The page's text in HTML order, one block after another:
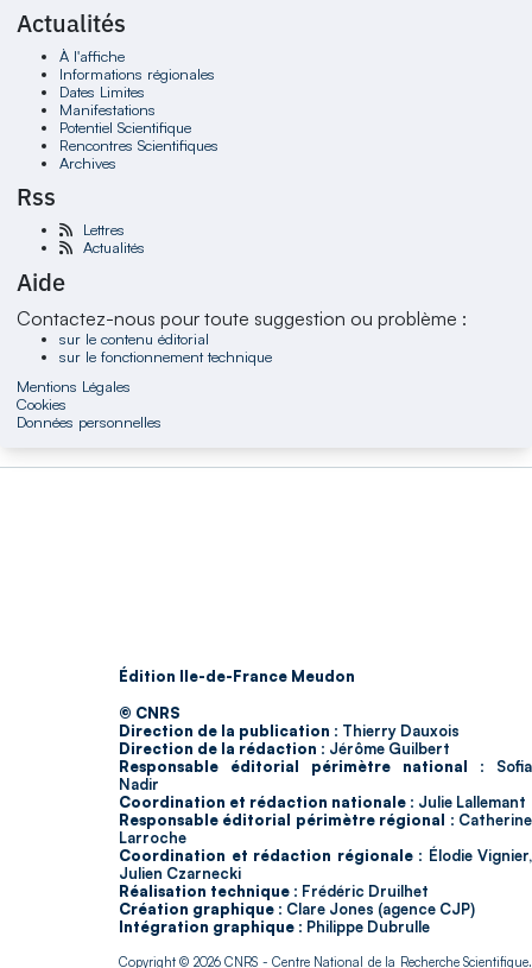
Actualités
À l'affiche
Informations régionales
Dates Limites
Manifestations
Potentiel Scientifique
Rencontres Scientifiques
Archives
Rss
Lettres
Actualités
Aide
Contactez-nous pour toute suggestion ou problème :
sur le contenu éditorial
sur le fonctionnement technique
Mentions Légales
Cookies
Données personnelles
Édition Ile-de-France Meudon
© CNRS
Direction de la publication : Thierry Dauxois
Direction de la rédaction : Jérôme Guilbert
Responsable éditorial périmètre national : Sofia
Nadir
Coordination et rédaction nationale : Julie Lallemant
Responsable éditorial périmètre régional : Catherine
Larroche
Coordination et rédaction régionale : Élodie Vignier,
Julien Czarnecki
Réalisation technique : Frédéric Druilhet
Création graphique : Clare Jones (agence CJP)
Intégration graphique : Philippe Dubrulle
Copyright © 2026CNRS - Centre National de la Recherche Scientifique.